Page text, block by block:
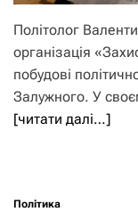
Політолог
організація
побудові
Залужного. У
[читати далі…]
Політика